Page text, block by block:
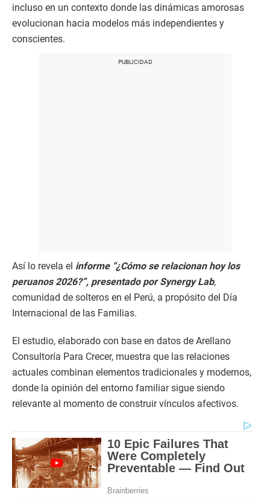
incluso en un contexto donde las dinámicas amorosas
evolucionan hacia modelos más independientes y
conscientes.
Así lo revela el informe “¿Cómo se relacionan hoy los
peruanos 2026?”, presentado por Synergy Lab,
comunidad de solteros en el Perú, a propósito del Día
Internacional de las Familias.
El estudio, elaborado con base en datos de Arellano
Consultoría Para Crecer, muestra que las relaciones
actuales combinan elementos tradicionales y modernos,
donde la opinión del entorno familiar sigue siendo
relevante al momento de construir vínculos afectivos.